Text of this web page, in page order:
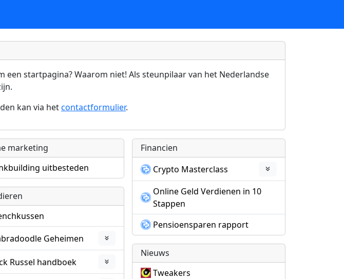
een startpagina? Waarom niet! Als steunpilaar van het Nederlandse
kan via hetcontactformulier.
marketing
uitbesteden
Geheimen
Russel handboek
Financien
Crypto Masterclass
Online Geld Verdienen in 10
Stappen
Pensioensparen rapport
Nieuws
Tweakers